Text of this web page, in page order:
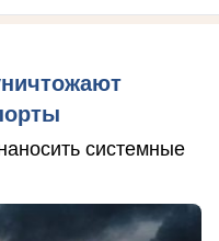
системные